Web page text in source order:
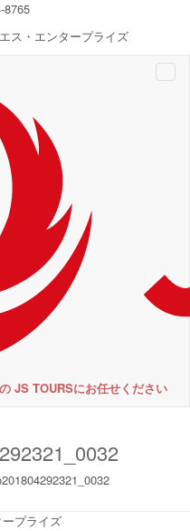
8765
ス・エンタープライズ
JS TOURSにお任せください
プライズ